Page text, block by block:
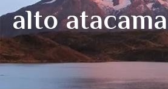
alto atacama